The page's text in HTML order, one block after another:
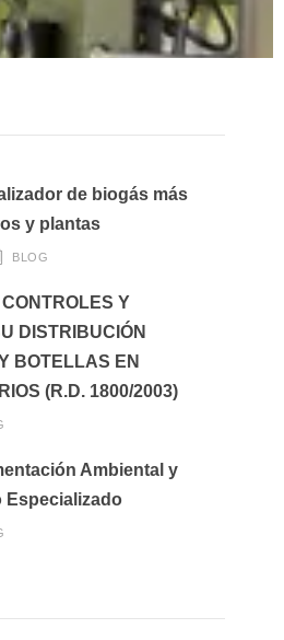
de biogás más
y plantas
BLOG
Y
DISTRIBUCIÓN
BOTELLAS EN
(R.D. 1800/2003)
Ambiental y
Especializado